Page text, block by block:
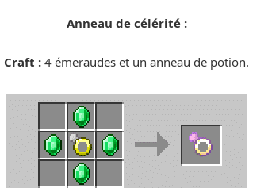
Anneau de célérité :
Craft : 4 émeraudes et un anneau de potion.